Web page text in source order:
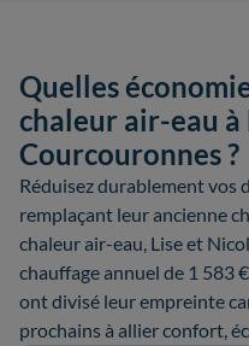
Quelles
chaleur air-eau à
Courcouronnes ?
Réduisez durablement vos
remplaçant leur ancienne
chaleur air-eau, Lise et
chauffage annuel de 1 583
ont divisé leur empreinte
prochains à allier confort,